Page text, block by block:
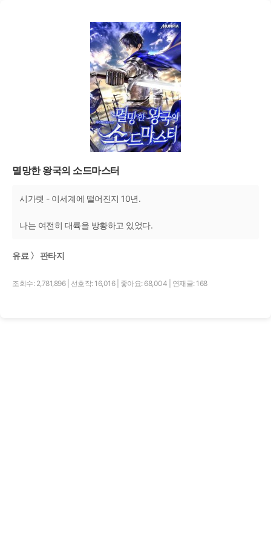
멸망한 왕국의 소드마스터
시가렛 - 이세계에 떨어진지 10년.
나는 여전히 대륙을 방황하고 있었다.
유료 〉 판타지
조회수: 2,781,896 선호작: 16,016 좋아요: 68,004 연재글: 168